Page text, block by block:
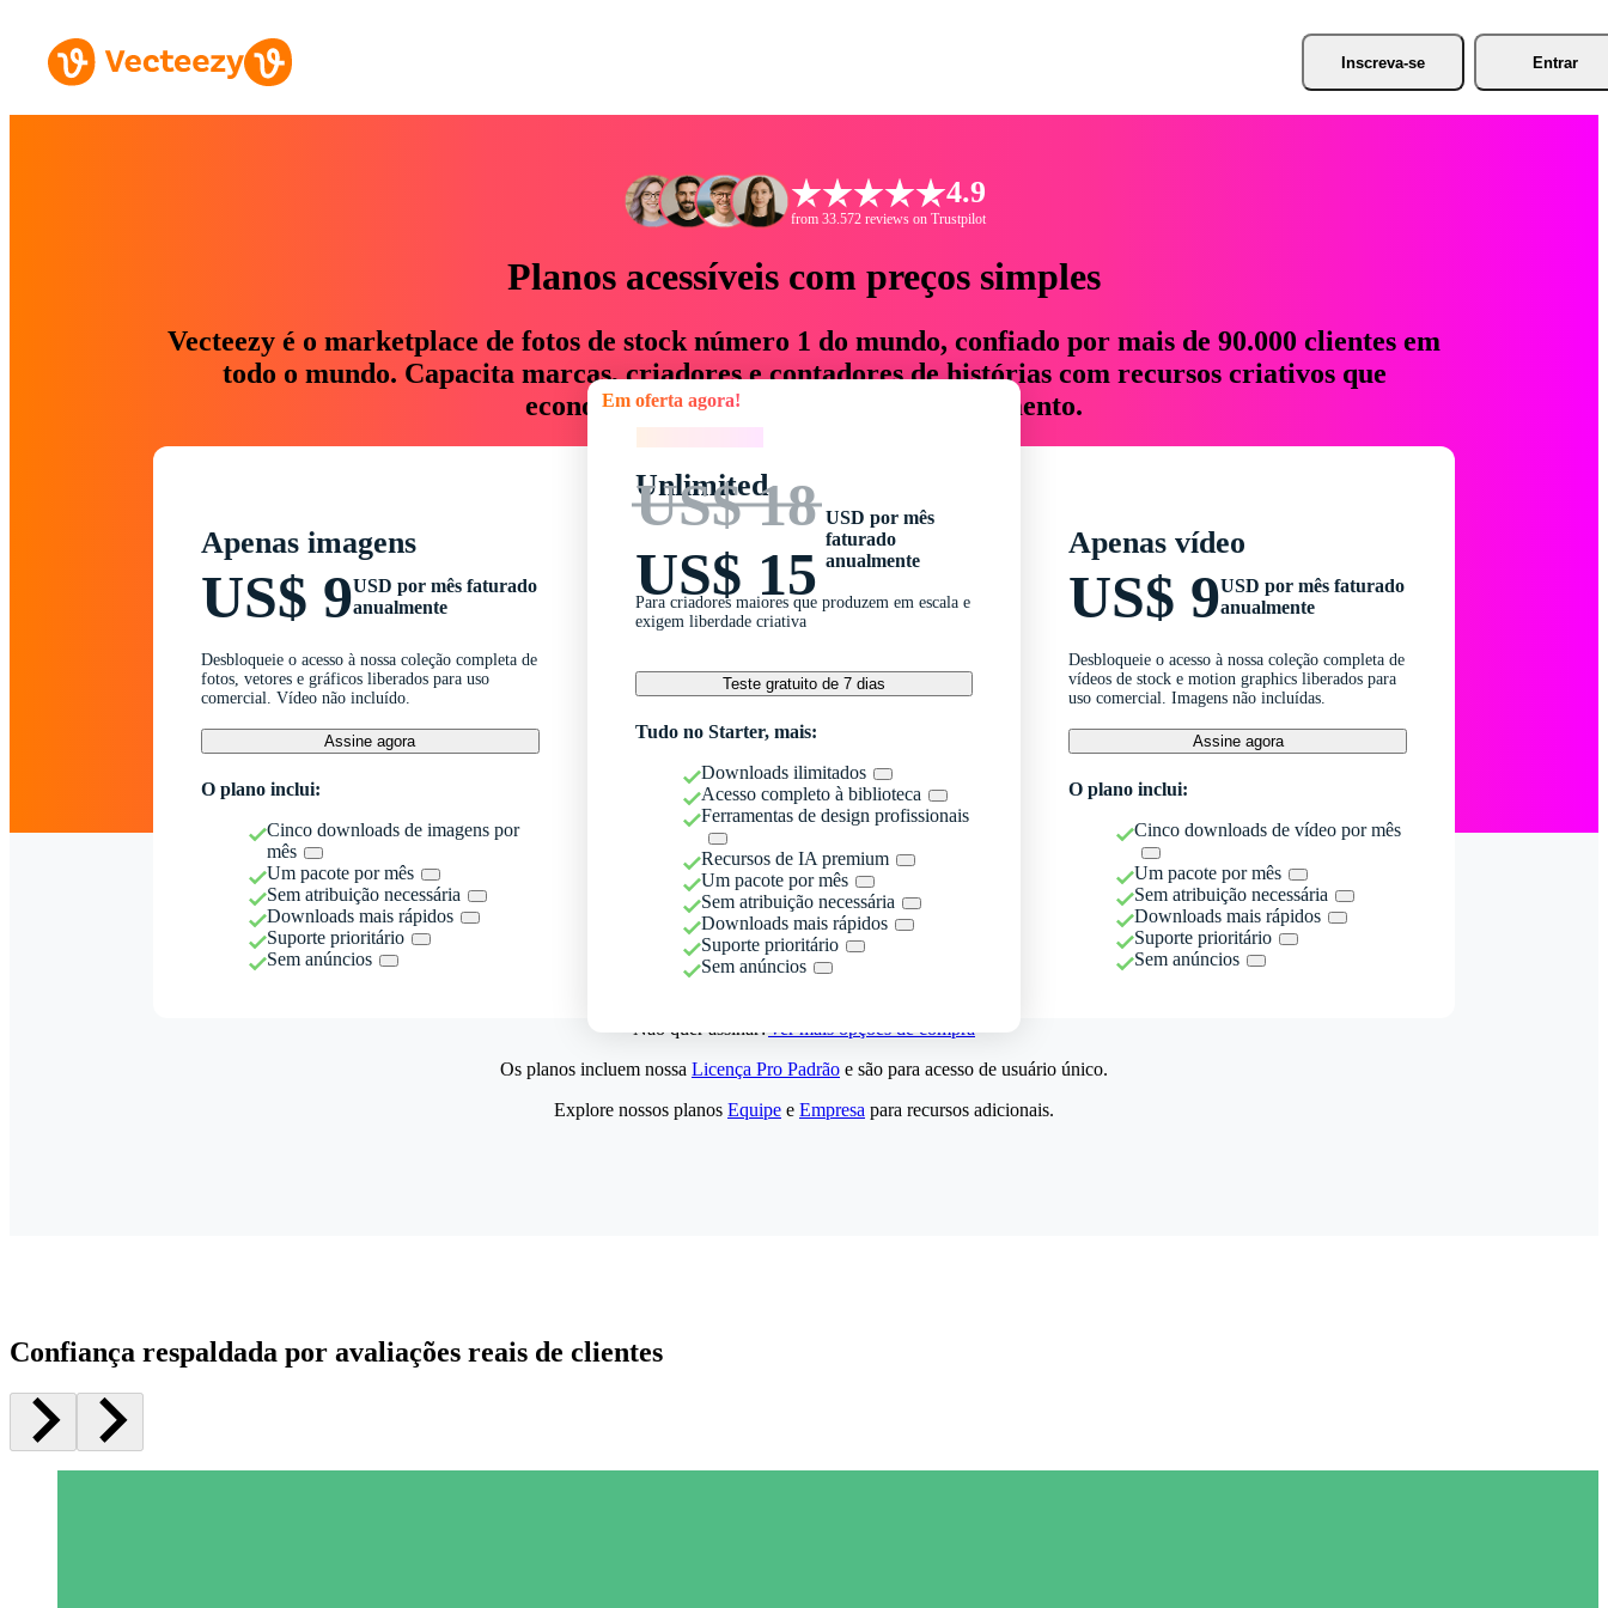
Inscreva-se Entrar
4.9
from 33.572 reviews on Trustpilot
Planos acessíveis com preços simples
Vecteezy é o marketplace de fotos de stock número 1 do mundo, confiado por mais de 90.000 clientes em
todo o mundo. Capacita marcas, criadores e contadores de histórias com recursos criativos que
economizam até 76% em tempo e orçamento.
Apenas imagens
US$ 9USD por mês faturado
anualmente
Desbloqueie o acesso à nossa coleção completa de
fotos, vetores e gráficos liberados para uso
comercial. Vídeo não incluído.
Assine agora
O plano inclui:
Cinco downloads de imagens por
mês
Um pacote por mês
Sem atribuição necessária
Downloads mais rápidos
Suporte prioritário
Sem anúncios
Em oferta agora!
Unlimited
US$ 18
US$ 15
USD por mês
faturado
anualmente
Para criadores maiores que produzem em escala e
exigem liberdade criativa
Teste gratuito de 7 dias
Tudo no Starter, mais:
Downloads ilimitados
Acesso completo à biblioteca
Ferramentas de design profissionais
Recursos de IA premium
Um pacote por mês
Sem atribuição necessária
Downloads mais rápidos
Suporte prioritário
Sem anúncios
Apenas vídeo
US$ 9USD por mês faturado
anualmente
Desbloqueie o acesso à nossa coleção completa de
vídeos de stock e motion graphics liberados para
uso comercial. Imagens não incluídas.
Assine agora
O plano inclui:
Cinco downloads de vídeo por mês
Um pacote por mês
Sem atribuição necessária
Downloads mais rápidos
Suporte prioritário
Sem anúncios
Não quer assinar?Ver mais opções de compra
Os planos incluem nossa Licença Pro Padrão e são para acesso de usuário único.
Explore nossos planos Equipe e Empresa para recursos adicionais.
Confiança respaldada por avaliações reais de clientes